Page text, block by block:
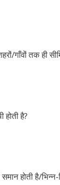
गाँवों तक ही
होती है?
होती है/भिन्न-